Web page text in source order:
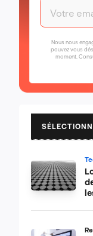
Nous nous
pouvez vous
moment.